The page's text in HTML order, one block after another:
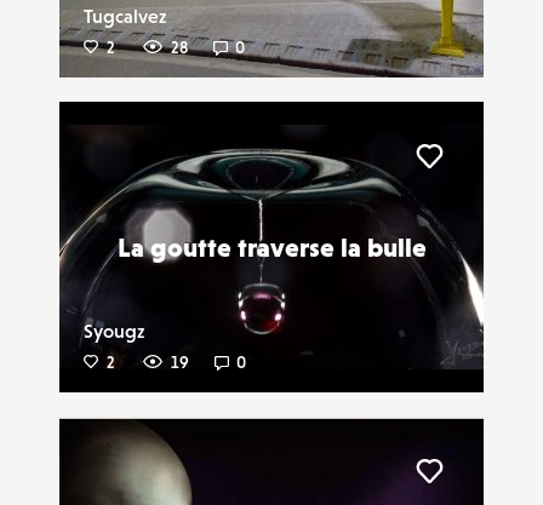
Tugcalvez
2 28 0
La goutte traverse la bulle
Syougz
2 19 0